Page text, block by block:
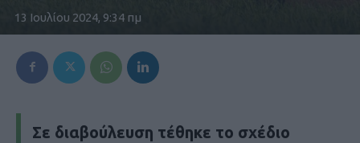
13 Ιουλίου 2024, 9:34 πμ
Σε διαβούλευση τέθηκε το σχέδιο